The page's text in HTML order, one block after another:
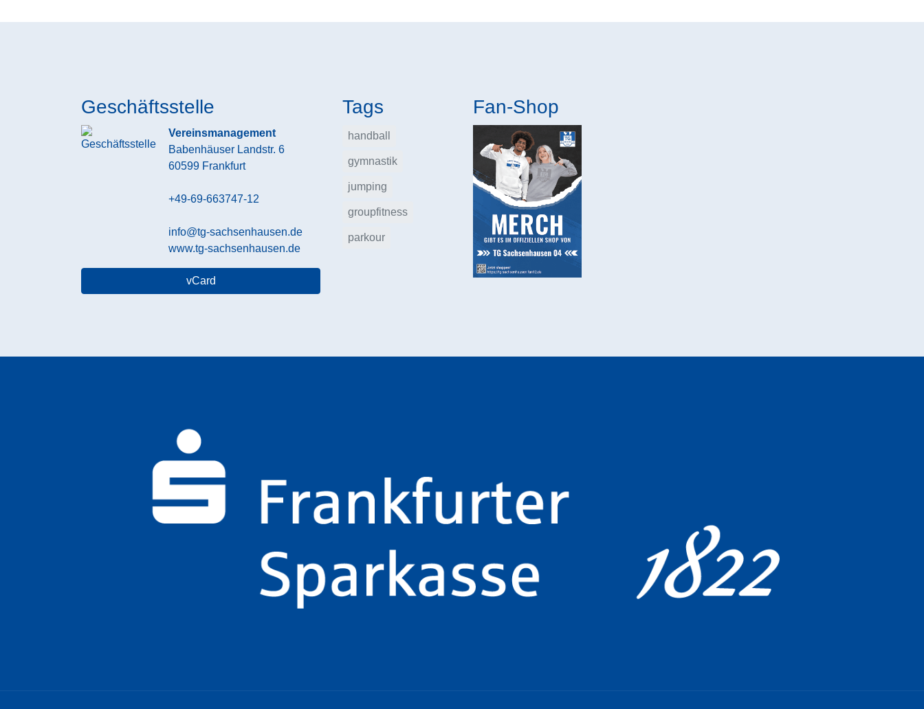
Geschäftsstelle
Vereinsmanagement
Babenhäuser Landstr. 6
60599 Frankfurt
+49-69-663747-12
info@tg-sachsenhausen.de
www.tg-sachsenhausen.de
vCard
Tags
handball
gymnastik
jumping
groupfitness
parkour
Fan-Shop